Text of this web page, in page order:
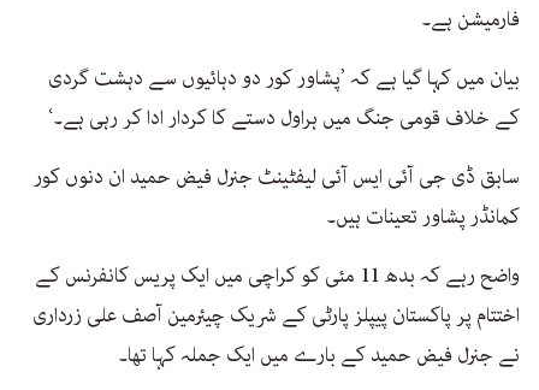
فارمیشن ہے۔
بیان میں کہا گیا ہے کہ ’پشاور کور دو دہائیوں سے دہشت گردی
کے خلاف قومی جنگ میں ہراول دستے کا کردار ادا کر رہی ہے۔‘
سابق ڈی جی آئی ایس آئی لیفٹینٹ جنرل فیض حمید ان دنوں کور
کمانڈر پشاور تعینات ہیں۔
واضح رہے کہ بدھ 11 مئی کو کراچی میں ایک پریس کانفرنس کے
اختتام پر پاکستان پیپلز پارٹی کے شریک چیئرمین آصف علی زرداری
نے جنرل فیض حمید کے بارے میں ایک جملہ کہا تھا۔